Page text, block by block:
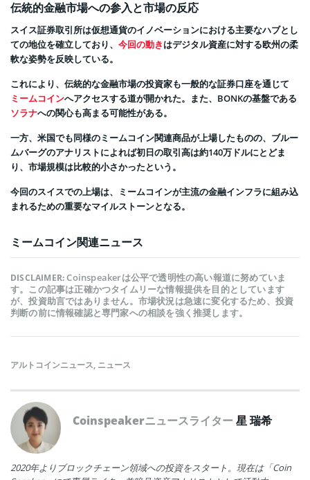
伝統的金融市場への参入と市場の反応
スイス証券取引所は仮想通貨のイノベーションにおける主要なハブとし
ての地位を確立しており、 今回の動きはデジタル資産に対する欧州の柔
軟な姿勢を反映している。
これにより、伝統的な金融市場の投資家も一般的な証券口座を通じて
ミームコインへアクセスする道が開かれた。また、BONKの基盤である
ソラナへの関心も高まる可能性がある。
一方、米国でも同様のミームコイン関連商品が上場したものの、ブルー
ムバーグのアナリストによれば初日の取引高は約140万ドルにとどま
り、市場規模は比較的小さかったという。
今回のスイスでの上場は、ミームコインが主流の金融インフラに組み込
まれるための重要なマイルストーンとなる。
ミームコイン関連ニュース
DISCLAIMER:Coinspeakerは公平で透明性の高い報道に努めていま
す。この記事は正確かつタイムリーな情報提供を目的としています
が、投資助言ではありません。市場状況は急速に変化するため、投資
判断の前に情報確認と専門家への相談を強く推奨します。
アルトコインニュース, ニュース
Coinspeakerニュースライター星 瑞希
2020年よりブロックチェーン領域への投資をスタート。現在は「Coin